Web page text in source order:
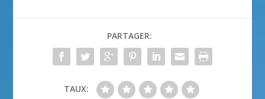
PARTAGER:
TAUX: